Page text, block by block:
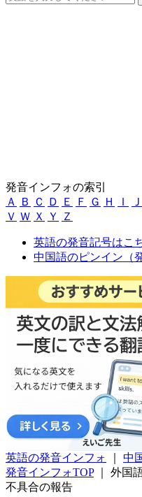
発音インフォの索引
Ａ
Ｂ Ｃ Ｄ Ｅ Ｆ Ｇ Ｈ Ｉ Ｊ
Ｖ Ｗ Ｘ Ｙ Ｚ
英語の発音記号はこ
中国語のピンイン（
英語の発音インフォ
中
発音インフォTOP
外国
不具合の報告